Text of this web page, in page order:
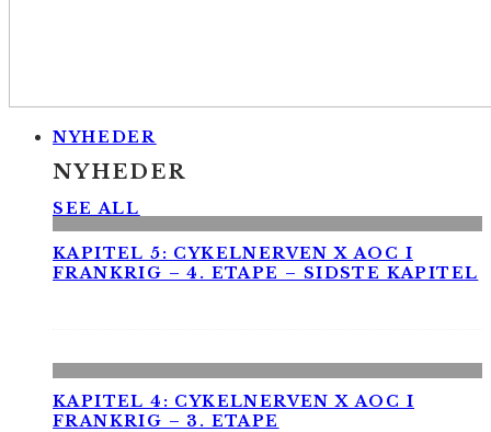
NYHEDER
NYHEDER
SEE ALL
KAPITEL 5: CYKELNERVEN X AOC I
FRANKRIG – 4. ETAPE – SIDSTE KAPITEL
KAPITEL 4: CYKELNERVEN X AOC I
FRANKRIG – 3. ETAPE